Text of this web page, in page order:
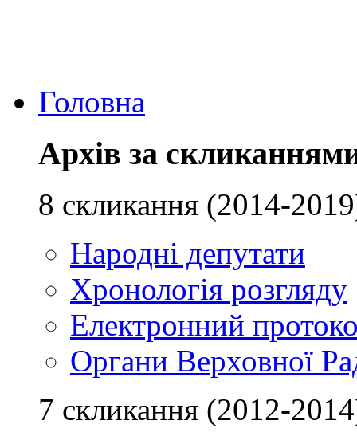
Головна
Архів за
8 скликання (2014-
Народні депутати
Хронологія розгляду
Електронний
Органи Верховної
7 скликання (2012-